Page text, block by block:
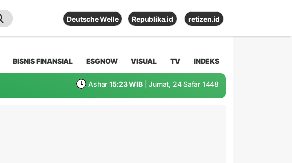
Deutsche Welle Republika.id retizen.id
BISNIS FINANSIAL ESGNOW VISUAL TV INDEKS
Ashar 15:23 WIB | Jumat, 24 Safar 1448